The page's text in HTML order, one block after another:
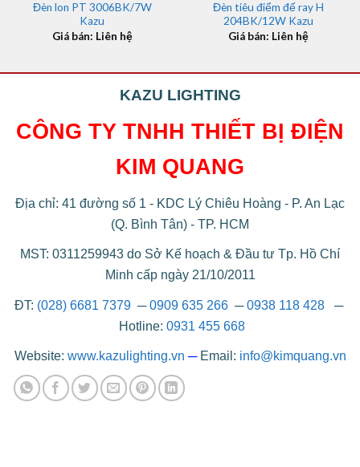
Đèn lon PT 3006BK/7W
Kazu
Giá bán: Liên hệ
Đèn tiêu điểm đế ray H
204BK/12W Kazu
Giá bán: Liên hệ
KAZU LIGHTING
CÔNG TY TNHH THIẾT BỊ ĐIỆN
KIM QUANG
Địa chỉ: 41 đường số 1 - KDC Lý Chiêu Hoàng - P. An Lạc
(Q. Bình Tân) - TP. HCM
MST: 0311259943 do Sở Kế hoạch & Đầu tư Tp. Hồ Chí
Minh cấp ngày 21/10/2011
ĐT: (028) 6681 7379 ─0909 635 266─0938 118 428─
Hotline: 0931 455 668
Website: www.kazulighting.vn ─ Email: info@kimquang.vn